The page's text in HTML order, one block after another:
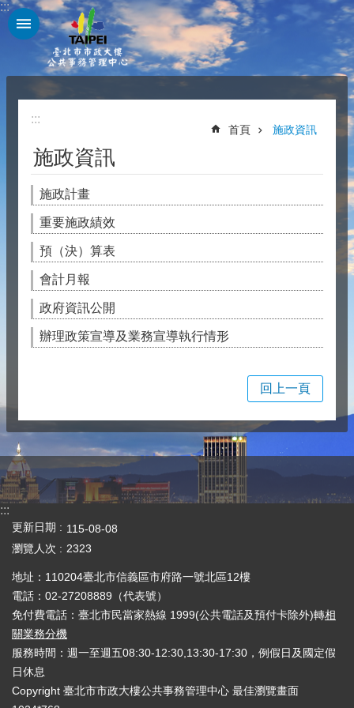
跳到主要內容區塊
:::
:::
首頁 施政資訊
施政資訊
施政計畫
重要施政績效
預（決）算表
會計月報
政府資訊公開
辦理政策宣導及業務宣導執行情形
回上一頁
:::
更新日期
115-08-08
瀏覽人次
2323
地址：110204臺北市信義區市府路一號北區12樓
電話：02-27208889（代表號）
免付費電話：臺北市民當家熱線 1999(公共電話及預付卡除外)轉相
關業務分機
服務時間：週一至週五08:30-12:30,13:30-17:30，例假日及國定假
日休息
Copyright 臺北市市政大樓公共事務管理中心 最佳瀏覽畫面